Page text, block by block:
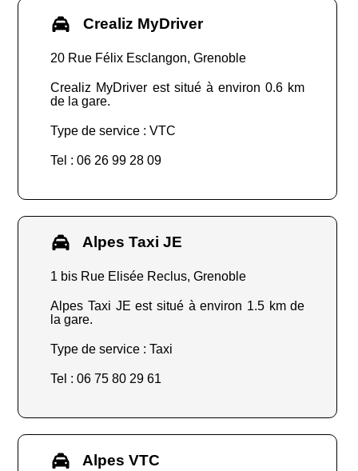
Crealiz MyDriver
20 Rue Félix Esclangon, Grenoble
Crealiz MyDriver est situé à environ 0.6 km
de la gare.
Type de service : VTC
Tel : 06 26 99 28 09
Alpes Taxi JE
1 bis Rue Elisée Reclus, Grenoble
Alpes Taxi JE est situé à environ 1.5 km de
la gare.
Type de service : Taxi
Tel : 06 75 80 29 61
Alpes VTC